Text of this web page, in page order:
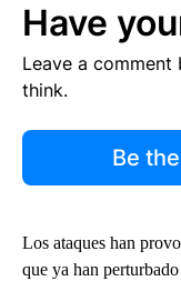
Have
Leave a
think.
Be
Los ataques han
que ya han